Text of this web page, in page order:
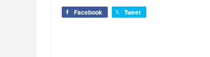
Facebook Tweet